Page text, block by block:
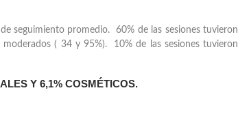
seguimiento promedio. 60% de las sesiones tuvieron
( 34 y 95%). 10% de las sesiones tuvieron
Y 6,1% COSMÉTICOS.